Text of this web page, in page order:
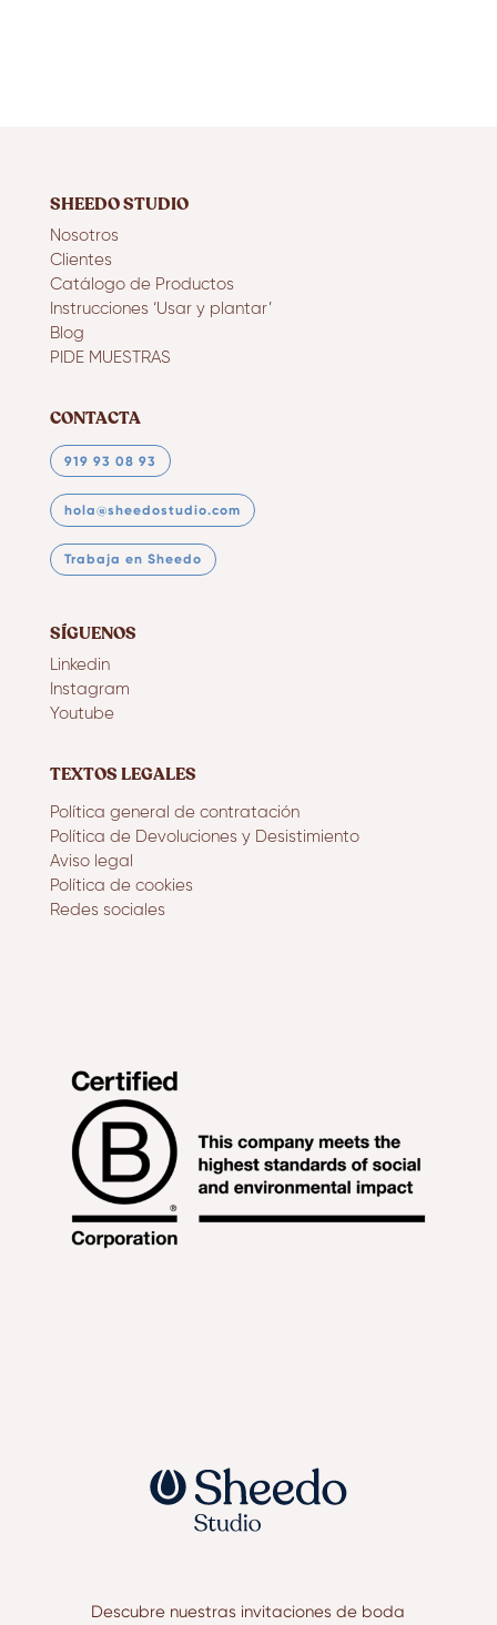
SHEEDO STUDIO
Nosotros
Clientes
Catálogo de Productos
Instrucciones ‘Usar y plantar’
Blog
PIDE MUESTRAS
CONTACTA
919 93 08 93
hola@sheedostudio.com
Trabaja en Sheedo
SÍGUENOS
Linkedin
Instagram
Youtube
TEXTOS LEGALES
Política general de contratación
Política de Devoluciones y Desistimiento
Aviso legal
Política de cookies
Redes sociales
Descubre nuestras invitaciones de boda